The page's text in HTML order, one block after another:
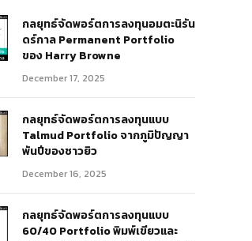
กลยุทธ์​จัดพอร์ตการลงทุนอมตะนิรัน
ดร์กาล Permanent Portfolio
ของ Harry Browne
December 17, 2025
กลยุทธ์จัดพอร์ตการลงทุนแบบ
Talmud Portfolio จากภูมิปัญญา
พันปีของชาวยิว
December 16, 2025
กลยุทธ์จัดพอร์ตการลงทุนแบบ
60/40 Portfolio พิมพ์เขียวและ